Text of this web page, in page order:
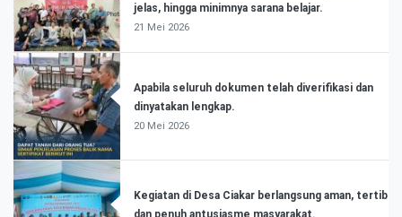
jelas, hingga minimnya sarana belajar.
21 Mei 2026
Apabila seluruh dokumen telah diverifikasi dan
dinyatakan lengkap.
20 Mei 2026
Kegiatan di Desa Ciakar berlangsung aman, tertib
dan penuh antusiasme masyarakat.